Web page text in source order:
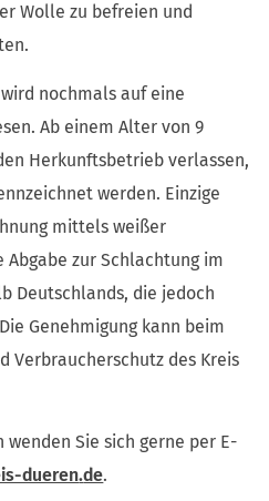
Wolle zu befreien und
nochmals auf eine
Ab einem Alter von 9
Herkunftsbetrieb verlassen,
werden. Einzige
mittels weißer
zur Schlachtung im
Deutschlands, die jedoch
Genehmigung kann beim
Verbraucherschutz des Kreis
wenden Sie sich gerne per E-
dueren de.